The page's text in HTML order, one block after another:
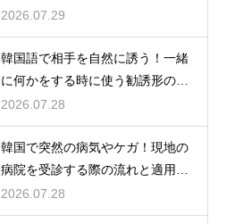
開設
2026.07.29
韓国語で相手を自然に誘う！一緒
に何かをする時に使う勧誘形の基
本の作り方
2026.07.28
韓国で突然の病気やケガ！現地の
病院を受診する際の流れと適用さ
れる保険
2026.07.28